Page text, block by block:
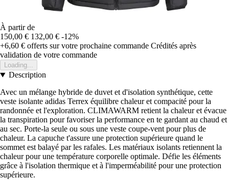
À partir de
150,00 € 132,00 € -12%
+6,60 € offerts sur votre prochaine commande Crédités après
validation de votre commande
Loading...
Description
Avec un mélange hybride de duvet et d'isolation synthétique, cette
veste isolante adidas Terrex équilibre chaleur et compacité pour la
randonnée et l'exploration. CLIMAWARM retient la chaleur et évacue
la transpiration pour favoriser la performance en te gardant au chaud et
au sec. Porte-la seule ou sous une veste coupe-vent pour plus de
chaleur. La capuche t'assure une protection supérieure quand le
sommet est balayé par les rafales. Les matériaux isolants retiennent la
chaleur pour une température corporelle optimale. Défie les éléments
grâce à l'isolation thermique et à l'imperméabilité pour une protection
supérieure.